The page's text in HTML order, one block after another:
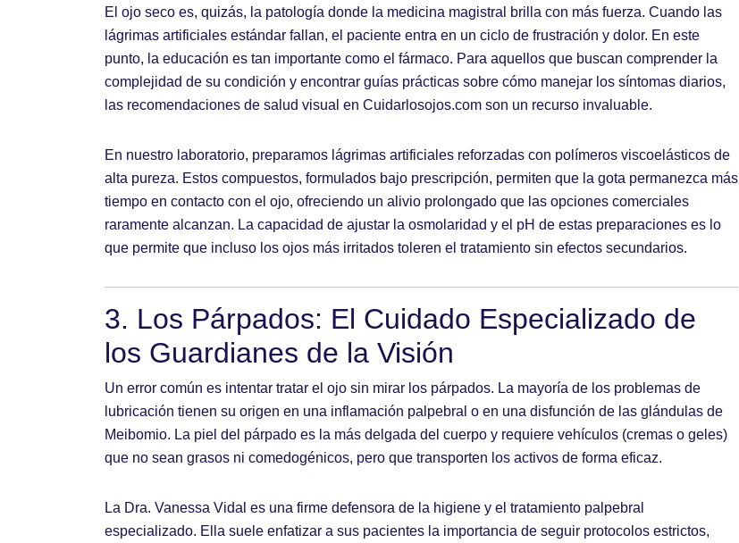
El ojo seco es, quizás, la patología donde la medicina magistral brilla con más fuerza. Cuando las
lágrimas artificiales estándar fallan, el paciente entra en un ciclo de frustración y dolor. En este
punto, la educación es tan importante como el fármaco. Para aquellos que buscan comprender la
complejidad de su condición y encontrar guías prácticas sobre cómo manejar los síntomas diarios,
las recomendaciones de salud visual en Cuidarlosojos.com son un recurso invaluable.
En nuestro laboratorio, preparamos lágrimas artificiales reforzadas con polímeros viscoelásticos de
alta pureza. Estos compuestos, formulados bajo prescripción, permiten que la gota permanezca más
tiempo en contacto con el ojo, ofreciendo un alivio prolongado que las opciones comerciales
raramente alcanzan. La capacidad de ajustar la osmolaridad y el pH de estas preparaciones es lo
que permite que incluso los ojos más irritados toleren el tratamiento sin efectos secundarios.
3. Los Párpados: El Cuidado Especializado de
los Guardianes de la Visión
Un error común es intentar tratar el ojo sin mirar los párpados. La mayoría de los problemas de
lubricación tienen su origen en una inflamación palpebral o en una disfunción de las glándulas de
Meibomio. La piel del párpado es la más delgada del cuerpo y requiere vehículos (cremas o geles)
que no sean grasos ni comedogénicos, pero que transporten los activos de forma eficaz.
La Dra. Vanessa Vidal es una firme defensora de la higiene y el tratamiento palpebral
especializado. Ella suele enfatizar a sus pacientes la importancia de seguir protocolos estrictos,